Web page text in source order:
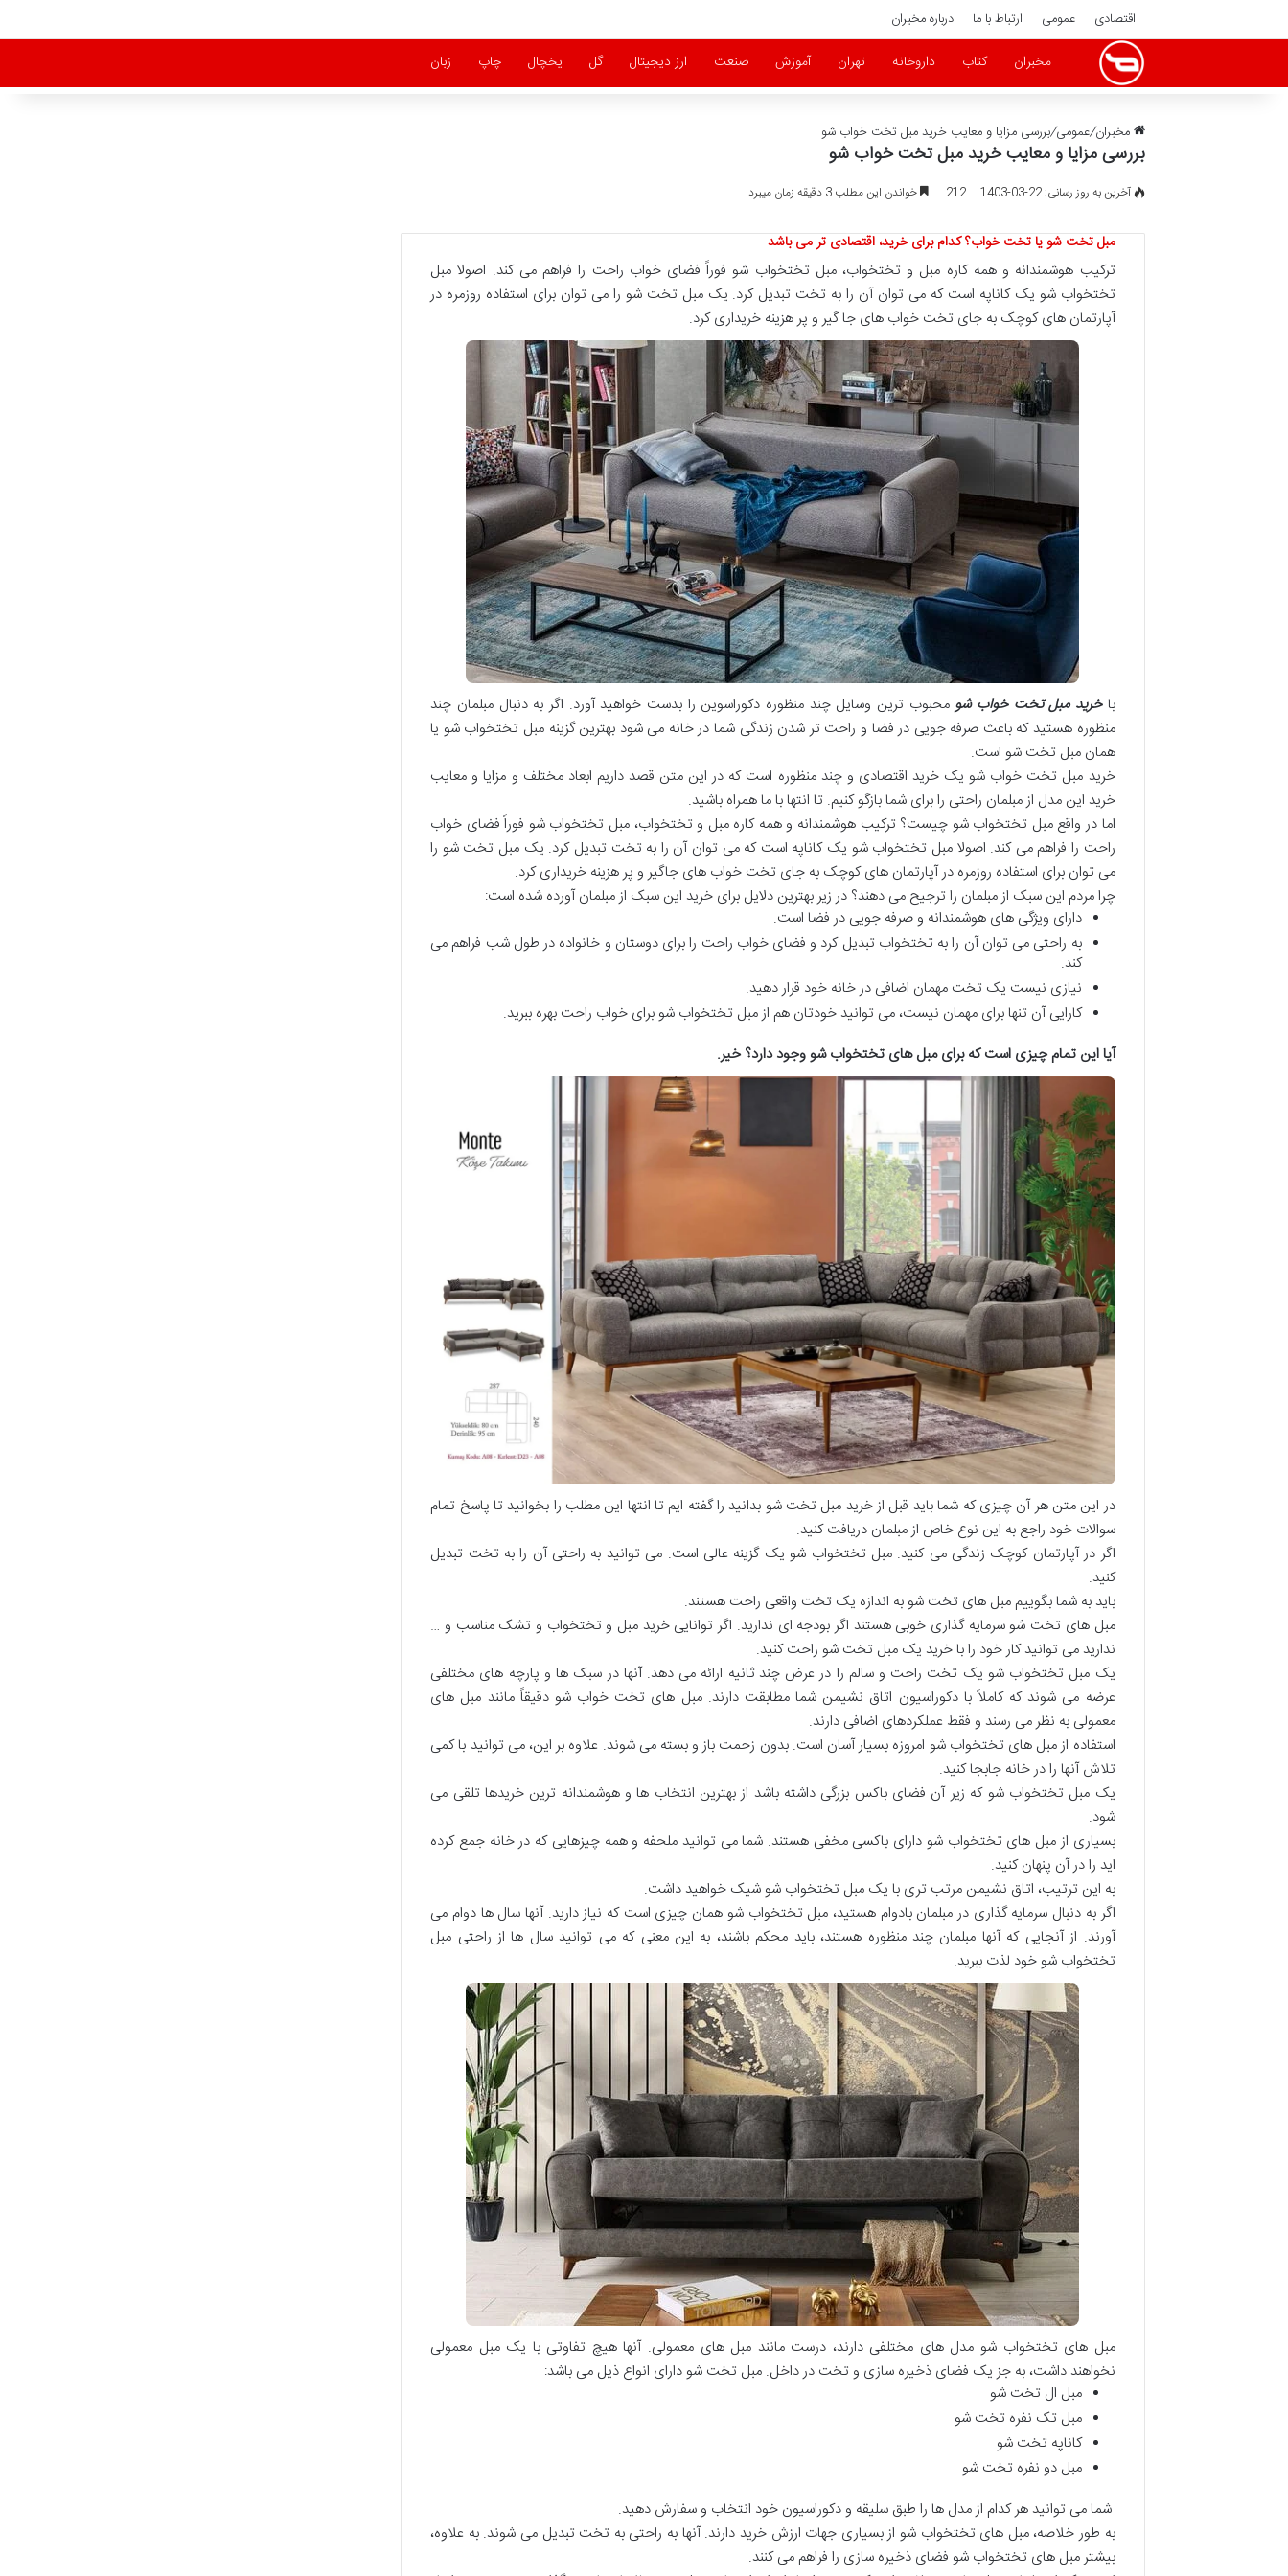
اقتصادی عمومی ارتباط با ما درباره مخبران
مخبران کتاب داروخانه تهران آموزش صنعت ارز دیجیتال گل یخچال چاپ زبان
مخبران/عمومی/بررسی مزایا و معایب خرید مبل تخت خواب شو
بررسی مزایا و معایب خرید مبل تخت خواب شو
آخرین به روز رسانی: 22-03-1403 212 خواندن این مطلب 3 دقیقه زمان میبرد
مبل تخت شو یا تخت خواب؟ کدام برای خرید، اقتصادی تر می باشد
ترکیب هوشمندانه و همه کاره مبل و تختخواب، مبل تختخواب شو فوراً فضای خواب راحت را فراهم می کند. اصولا مبل
تختخواب شو یک کاناپه است که می توان آن را به تخت تبدیل کرد. یک مبل تخت شو را می توان برای استفاده روزمره در
آپارتمان های کوچک به جای تخت خواب های جا گیر و پر هزینه خریداری کرد.
باخرید مبل تخت خواب شومحبوب ترین وسایل چند منظوره دکوراسوین را بدست خواهید آورد. اگر به دنبال مبلمان چند
منظوره هستید که باعث صرفه جویی در فضا و راحت تر شدن زندگی شما در خانه می شود بهترین گزینه مبل تختخواب شو یا
همان مبل تخت شو است.
خرید مبل تخت خواب شو یک خرید اقتصادی و چند منظوره است که در این متن قصد داریم ابعاد مختلف و مزایا و معایب
خرید این مدل از مبلمان راحتی را برای شما بازگو کنیم. تا انتها با ما همراه باشید.
اما در واقع مبل تختخواب شو چیست؟ ترکیب هوشمندانه و همه کاره مبل و تختخواب، مبل تختخواب شو فوراً فضای خواب
راحت را فراهم می کند. اصولا مبل تختخواب شو یک کاناپه است که می توان آن را به تخت تبدیل کرد. یک مبل تخت شو را
می توان برای استفاده روزمره در آپارتمان های کوچک به جای تخت خواب های جاگیر و پر هزینه خریداری کرد.
چرا مردم این سبک از مبلمان را ترجیح می دهند؟ در زیر بهترین دلایل برای خرید این سبک از مبلمان آورده شده است:
دارای ویژگی های هوشمندانه و صرفه جویی در فضا است.
به راحتی می توان آن را به تختخواب تبدیل کرد و فضای خواب راحت را برای دوستان و خانواده در طول شب فراهم می
کند.
نیازی نیست یک تخت مهمان اضافی در خانه خود قرار دهید.
کارایی آن تنها برای مهمان نیست، می توانید خودتان هم از مبل تختخواب شو برای خواب راحت بهره ببرید.
آیا این تمام چیزی است که برای مبل های تختخواب شو وجود دارد؟ خیر.
در این متن هر آن چیزی که شما باید قبل از خرید مبل تخت شو بدانید را گفته ایم تا انتها این مطلب را بخوانید تا پاسخ تمام
سوالات خود راجع به این نوع خاص از مبلمان دریافت کنید.
اگر در آپارتمان کوچک زندگی می کنید. مبل تختخواب شو یک گزینه عالی است. می توانید به راحتی آن را به تخت تبدیل
کنید.
باید به شما بگوییم مبل های تخت شو به اندازه یک تخت واقعی راحت هستند.
مبل های تخت شو سرمایه گذاری خوبی هستند اگر بودجه ای ندارید. اگر توانایی خرید مبل و تختخواب و تشک مناسب و …
ندارید می توانید کار خود را با خرید یک مبل تخت شو راحت کنید.
یک مبل تختخواب شو یک تخت راحت و سالم را در عرض چند ثانیه ارائه می دهد. آنها در سبک ها و پارچه های مختلفی
عرضه می شوند که کاملاً با دکوراسیون اتاق نشیمن شما مطابقت دارند. مبل های تخت خواب شو دقیقاً مانند مبل های
معمولی به نظر می رسند و فقط عملکردهای اضافی دارند.
استفاده از مبل های تختخواب شو امروزه بسیار آسان است. بدون زحمت باز و بسته می شوند. علاوه بر این، می توانید با کمی
تلاش آنها را در خانه جابجا کنید.
یک مبل تختخواب شو که زیر آن فضای باکس بزرگی داشته باشد از بهترین انتخاب ها و هوشمندانه ترین خریدها تلقی می
شود.
بسیاری از مبل های تختخواب شو دارای باکسی مخفی هستند. شما می توانید ملحفه و همه چیزهایی که در خانه جمع کرده
اید را در آن پنهان کنید.
به این ترتیب، اتاق نشیمن مرتب تری با یک مبل تختخواب شو شیک خواهید داشت.
اگر به دنبال سرمایه گذاری در مبلمان بادوام هستید، مبل تختخواب شو همان چیزی است که نیاز دارید. آنها سال ها دوام می
آورند. از آنجایی که آنها مبلمان چند منظوره هستند، باید محکم باشند، به این معنی که می توانید سال ها از راحتی مبل
تختخواب شو خود لذت ببرید.
مبل های تختخواب شو مدل های مختلفی دارند، درست مانند مبل های معمولی. آنها هیچ تفاوتی با یک مبل معمولی
نخواهند داشت، به جز یک فضای ذخیره سازی و تخت در داخل. مبل تخت شو دارای انواع ذیل می باشد:
مبل ال تخت شو
مبل تک نفره تخت شو
کاناپه تخت شو
مبل دو نفره تخت شو
شما می توانید هر کدام از مدل ها را طبق سلیقه و دکوراسیون خود انتخاب و سفارش دهید.
به طور خلاصه، مبل های تختخواب شو از بسیاری جهات ارزش خرید دارند. آنها به راحتی به تخت تبدیل می شوند. به علاوه،
بیشتر مبل های تختخواب شو فضای ذخیره سازی را فراهم می کنند.